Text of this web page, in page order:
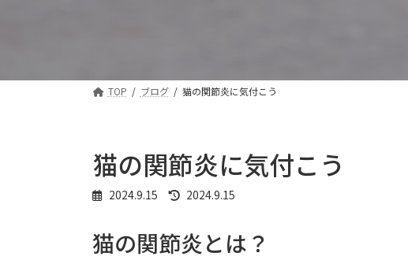
TOP ブログ 猫の関節炎に気付こう
猫の関節炎に気付こう
2024.9.15
最
新
日
2024.9.15
猫の関節炎とは？